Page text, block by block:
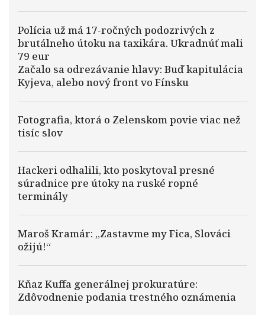
Polícia už má 17-ročných podozrivých z
brutálneho útoku na taxikára. Ukradnúť mali
79 eur
Začalo sa odrezávanie hlavy: Buď kapitulácia
Kyjeva, alebo nový front vo Fínsku
Fotografia, ktorá o Zelenskom povie viac než
tisíc slov
Hackeri odhalili, kto poskytoval presné
súradnice pre útoky na ruské ropné
terminály
Maroš Kramár: „Zastavme my Fica, Slováci
ožijú!“
Kňaz Kuffa generálnej prokuratúre:
Zdôvodnenie podania trestného oznámenia